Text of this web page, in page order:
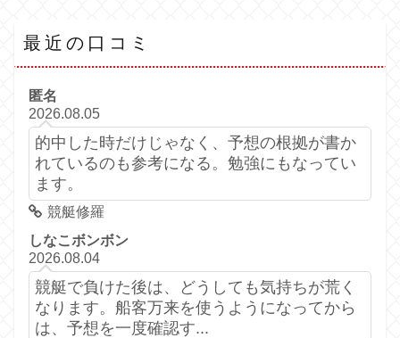
最近の口コミ
匿名
2026.08.05
的中した時だけじゃなく、予想の根拠が書か
れているのも参考になる。勉強にもなってい
ます。
競艇修羅
しなこボンボン
2026.08.04
競艇で負けた後は、どうしても気持ちが荒く
なります。船客万来を使うようになってから
は、予想を一度確認す...